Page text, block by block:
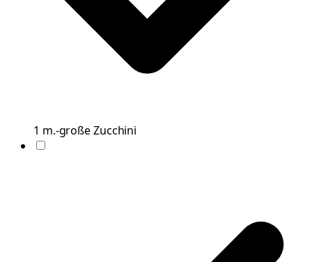
1 m.-großeZucchini